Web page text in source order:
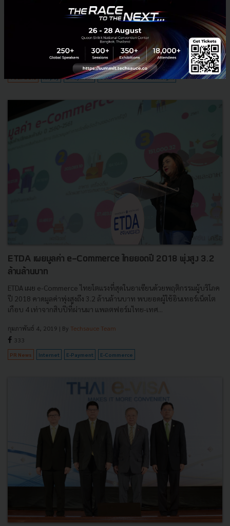
ปัจจุบันทั่วโลกรวมทั้งประเทศไทยกำลังมุ่งขับเคลื่อนสู่สังคมไร้เงินสด โดย
ระบบ E-Payment หรือการทำธุรกรรมอิเล็กทรอนิกส์ ทำให้พฤติกรรมผู้
บริโภคเปลี่ยน ลดการใช้เงินสด มีการทำธุรกรรมผ่าน...
| ByTechsauce Team
E-Payment Consumer Behavioral Insight
ETDA เผยมูลค่า e-Commerce ไทยยอดปี 2018 พุ่งสูง 3.2
ล้านล้านบาท
ETDA เผย e-Commerce ไทยโตแรงที่สุดในอาเซียนด้วยพฤติกรรมผู้บริโภค
ปี 2018 คาดมูลค่าพุ่งสูงถึง 3.2 ล้านล้านบาท พบยอดผู้ใช้อินเทอร์เน็ตโต
เกือบ 4 เท่าจากสิบปีที่ผ่านมา แพลตฟอร์มไทย-เทศ...
กุมภาพันธ์ 4, 2019 | By Techsauce Team
333
PR News Internet E-Payment E-Commerce